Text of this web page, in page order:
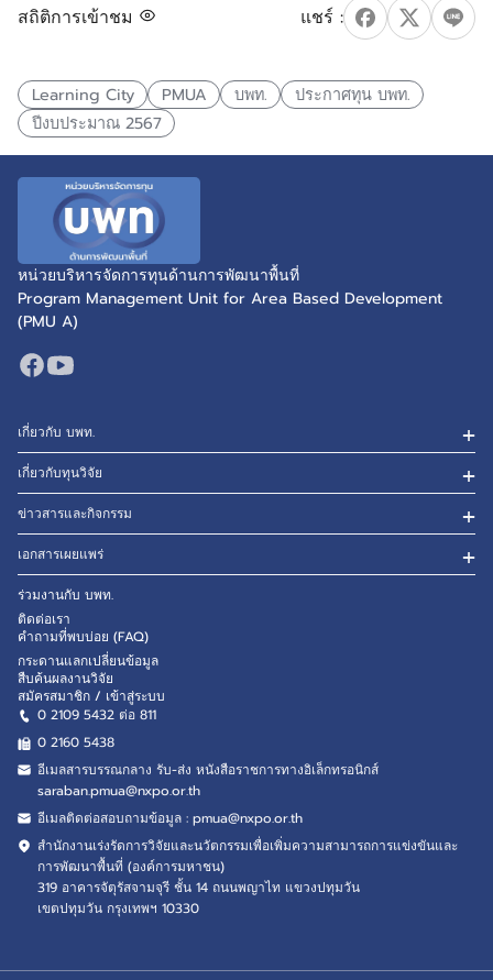
สถิติการเข้าชม
Learning City PMUA บพท.
ประกาศทุน บพท.
ปีงบประมาณ 2567
หน่วยบริหารจัดการทุนด้านการพัฒนาพื้นที่
Program Management Unit for Area Based Development
(PMU A)
เกี่ยวกับ บพท.
เกี่ยวกับทุนวิจัย
ข่าวสารและกิจกรรม
เอกสารเผยแพร่
ร่วมงานกับ บพท.
ติดต่อเรา
คำถามที่พบบ่อย (FAQ)
กระดานแลกเปลี่ยนข้อมูล
สืบค้นผลงานวิจัย
สมัครสมาชิก / เข้าสู่ระบบ
0 2109 5432 ต่อ 811
0 2160 5438
อีเมลสารบรรณกลาง รับ-ส่ง หนังสือราชการทางอิเล็กทรอนิกส์
saraban.pmua@nxpo.or.th
อีเมลติดต่อสอบถามข้อมูล : pmua@nxpo.or.th
สำนักงานเร่งรัดการวิจัยและนวัตกรรมเพื่อเพิ่มความสามารถการแข่งขันและ
การพัฒนาพื้นที่ (องค์การมหาชน)
319 อาคารจัตุรัสจามจุรี ชั้น 14 ถนนพญาไท แขวงปทุมวัน
เขตปทุมวัน กรุงเทพฯ 10330